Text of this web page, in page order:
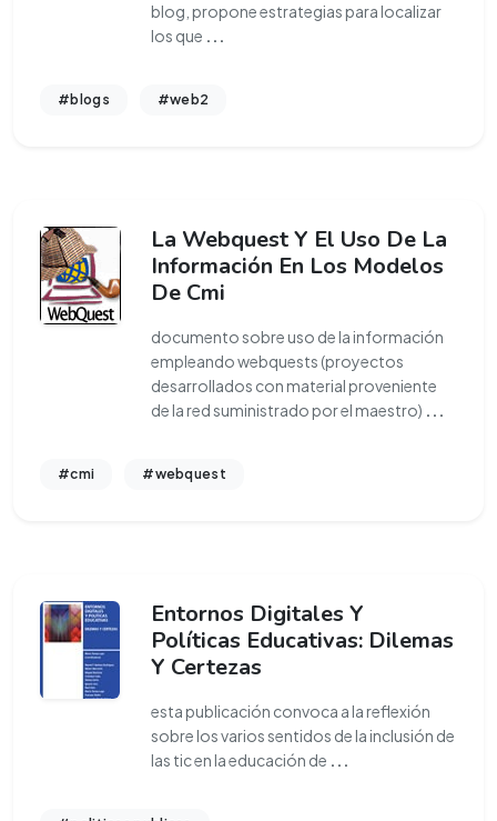
blog, propone estrategias para localizar
los que ...
#blogs #web2
La Webquest Y El Uso De La
Información En Los Modelos
De Cmi
documento sobre uso de la información
empleando webquests (proyectos
desarrollados con material proveniente
de la red suministrado por el maestro) ...
#cmi #webquest
Entornos Digitales Y
Políticas Educativas: Dilemas
Y Certezas
esta publicación convoca a la reflexión
sobre los varios sentidos de la inclusión de
las tic en la educación de ...